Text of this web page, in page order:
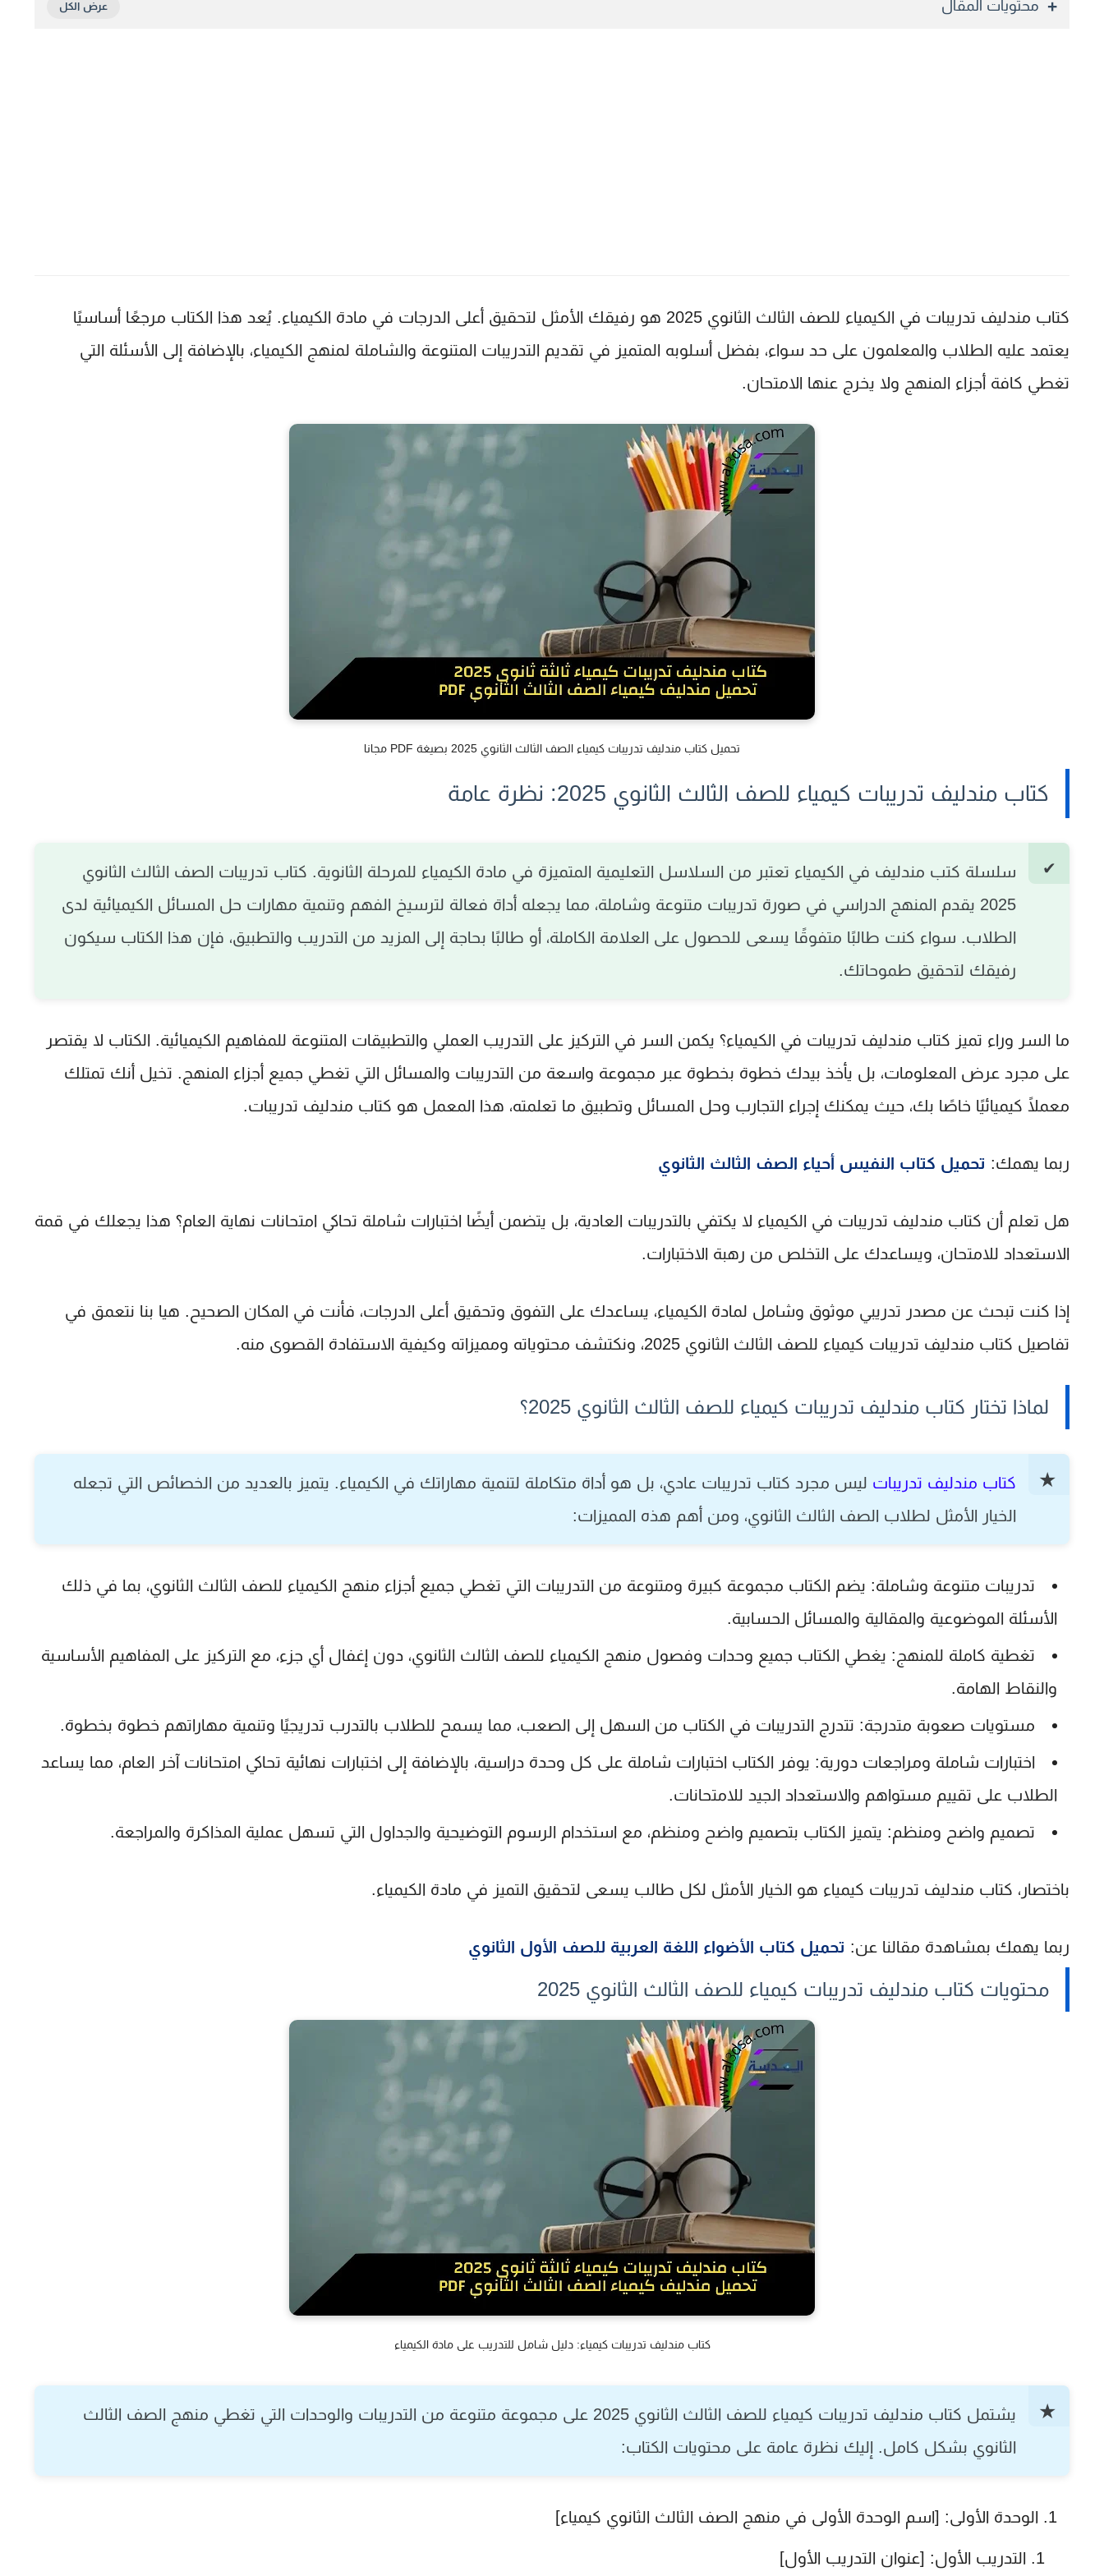
محتويات المقال
كتاب مندليف تدريبات في الكيمياء للصف الثالث الثانوي 2025
هو رفيقك الأمثل لتحقيق أعلى الدرجات في مادة الكيمياء. يُعد هذا الكتاب مرجعًا أساسيًا
يعتمد عليه الطلاب والمعلمون على حد سواء، بفضل أسلوبه المتميز في تقديم التدريبات المتنوعة والشاملة لمنهج الكيمياء، بالإضافة إلى الأسئلة التي
تغطي كافة أجزاء المنهج ولا يخرج عنها الامتحان.
تحميل كتاب مندليف تدريبات كيمياء الصف الثالث الثانوي 2025 بصيغة PDF مجانا
كتاب مندليف تدريبات كيمياء للصف الثالث الثانوي 2025: نظرة عامة
سلسلة كتب مندليف في الكيمياء تعتبر من السلاسل التعليمية المتميزة في مادة الكيمياء للمرحلة الثانوية. كتاب تدريبات الصف الثالث الثانوي
2025 يقدم المنهج الدراسي في صورة تدريبات متنوعة وشاملة، مما يجعله أداة فعالة لترسيخ الفهم وتنمية مهارات حل المسائل الكيميائية لدى
الطلاب. سواء كنت طالبًا متفوقًا يسعى للحصول على العلامة الكاملة، أو طالبًا بحاجة إلى المزيد من التدريب والتطبيق، فإن هذا الكتاب سيكون
رفيقك لتحقيق طموحاتك.
ما السر وراء تميز كتاب مندليف تدريبات في الكيمياء؟ يكمن السر في التركيز على التدريب العملي والتطبيقات المتنوعة للمفاهيم الكيميائية. الكتاب لا يقتصر
على مجرد عرض المعلومات، بل يأخذ بيدك خطوة بخطوة عبر مجموعة واسعة من التدريبات والمسائل التي تغطي جميع أجزاء المنهج. تخيل أنك تمتلك
معملًا كيميائيًا خاصًا بك، حيث يمكنك إجراء التجارب وحل المسائل وتطبيق ما تعلمته، هذا المعمل هو كتاب مندليف تدريبات.
ربما يهمك: تحميل كتاب النفيس أحياء الصف الثالث الثانوي
هل تعلم أن كتاب مندليف تدريبات في الكيمياء لا يكتفي بالتدريبات العادية، بل يتضمن أيضًا اختبارات شاملة تحاكي امتحانات نهاية العام؟ هذا يجعلك في قمة
الاستعداد للامتحان، ويساعدك على التخلص من رهبة الاختبارات.
إذا كنت تبحث عن مصدر تدريبي موثوق وشامل لمادة الكيمياء، يساعدك على التفوق وتحقيق أعلى الدرجات، فأنت في المكان الصحيح. هيا بنا نتعمق في
تفاصيل كتاب مندليف تدريبات كيمياء للصف الثالث الثانوي 2025 ، ونكتشف محتوياته ومميزاته وكيفية الاستفادة القصوى منه.
لماذا تختار كتاب مندليف تدريبات كيمياء للصف الثالث الثانوي 2025؟
كتاب مندليف تدريبات ليس مجرد كتاب تدريبات عادي، بل هو أداة متكاملة لتنمية مهاراتك في الكيمياء. يتميز بالعديد من الخصائص التي تجعله
الخيار الأمثل لطلاب الصف الثالث الثانوي، ومن أهم هذه المميزات:
تدريبات متنوعة وشاملة: يضم الكتاب مجموعة كبيرة ومتنوعة من التدريبات التي تغطي جميع أجزاء منهج الكيمياء للصف الثالث الثانوي، بما في ذلك
الأسئلة الموضوعية والمقالية والمسائل الحسابية.
تغطية كاملة للمنهج: يغطي الكتاب جميع وحدات وفصول منهج الكيمياء للصف الثالث الثانوي، دون إغفال أي جزء، مع التركيز على المفاهيم الأساسية
والنقاط الهامة.
مستويات صعوبة متدرجة: تتدرج التدريبات في الكتاب من السهل إلى الصعب، مما يسمح للطلاب بالتدرب تدريجيًا وتنمية مهاراتهم خطوة بخطوة.
اختبارات شاملة ومراجعات دورية: يوفر الكتاب اختبارات شاملة على كل وحدة دراسية، بالإضافة إلى اختبارات نهائية تحاكي امتحانات آخر العام، مما يساعد
الطلاب على تقييم مستواهم والاستعداد الجيد للامتحانات.
تصميم واضح ومنظم: يتميز الكتاب بتصميم واضح ومنظم، مع استخدام الرسوم التوضيحية والجداول التي تسهل عملية المذاكرة والمراجعة.
باختصار، كتاب مندليف تدريبات كيمياء هو الخيار الأمثل لكل طالب يسعى لتحقيق التميز في مادة الكيمياء.
ربما يهمك بمشاهدة مقالنا عن: تحميل كتاب الأضواء اللغة العربية للصف الأول الثانوي
محتويات كتاب مندليف تدريبات كيمياء للصف الثالث الثانوي 2025
كتاب مندليف تدريبات كيمياء: دليل شامل للتدريب على مادة الكيمياء
يشتمل كتاب مندليف تدريبات كيمياء للصف الثالث الثانوي 2025
على مجموعة متنوعة من التدريبات والوحدات التي تغطي منهج الصف الثالث
الثانوي بشكل كامل. إليك نظرة عامة على محتويات الكتاب:
الوحدة الأولى: [اسم الوحدة الأولى في منهج الصف الثالث الثانوي كيمياء]
التدريب الأول: [عنوان التدريب الأول]